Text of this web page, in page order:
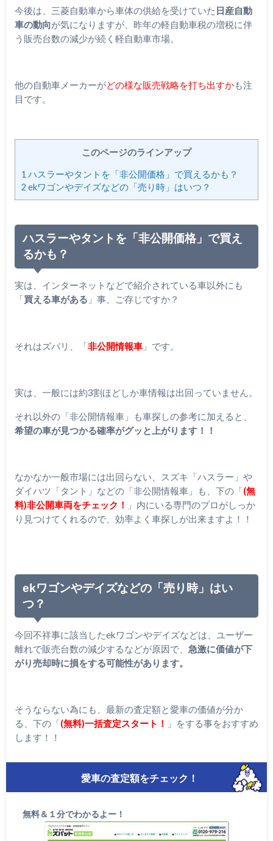
今後は、三菱自動車から車体の供給を受けていた 日産自動
車の動向が気になりますが、昨年の軽自動車税の増税に伴
う販売台数の減少が続く軽自動車市場。
他の自動車メーカーがどの様な販売戦略を打ち出すかも注
目です。
このページのラインアップ
1 ハスラーやタントを「非公開価格」で買えるかも？
2 ekワゴンやデイズなどの「売り時」はいつ？
ハスラーやタントを「非公開価格」で買え
るかも？
実は、インターネットなどで紹介されている車以外にも
「買える車がある 」事、ご存じですか？
それはズバリ、「非公開情報車」です。
実は、一般には約3割ほどしか車情報は出回っていません。
それ以外の「非公開情報車」も車探しの参考に加えると、
希望の車が見つかる確率がグッと上がります！！
なかなか一般市場には出回らない、スズキ「ハスラー」や
ダイハツ「タント」などの「非公開情報車」も、下の「(無
料)非公開車両をチェック！
」内にいる専門のプロがしっか
り見つけてくれるので、効率よく車探しが出来ますよ！！
ekワゴンやデイズなどの「売り時」はい
つ？
今回不祥事に該当したekワゴンやデイズなどは、ユーザー
離れで販売台数の減少するなどが原因で、 急激に価値が下
がり売却時に損をする可能性があります。
そうならない為にも、最新の査定額と愛車の価値が分か
る、下の「(無料)一括査定スタート！
」をする事をおすすめ
します！！
愛車の査定額をチェック！
無料＆１分でわかるよー！